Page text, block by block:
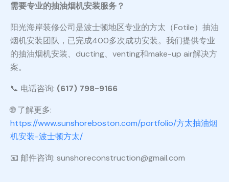
需要专业的抽油烟机安装服务？
阳光海岸装修公司是波士顿地区专业的方太（Fotile）抽油
烟机安装团队，已完成400多次成功安装。我们提供专业
的抽油烟机安装、ducting、venting和make-up air解决方
案。
📞 电话咨询: (617) 798-9166
🌐 了解更多:
https://www.sunshoreboston.com/portfolio/方太抽油烟
机安装-波士顿方太/
📧 邮件咨询: sunshoreconstruction@gmail.com